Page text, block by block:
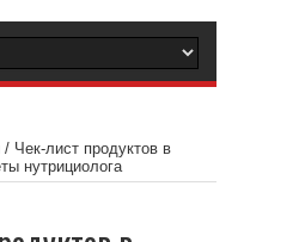
/ Чек-лист продуктов в
нутрициолога